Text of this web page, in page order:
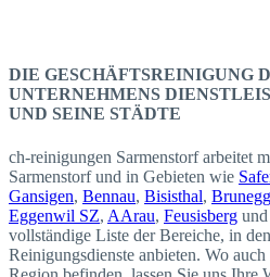
DIE GESCHÄFTSREINIGUNG
UNTERNEHMENS
UND SEINE STÄDTE
ch-reinigungen Sarmenstorf arbeitet
Sarmenstorf und in Gebieten wie
Gansigen, Bennau, Bisisthal, Brunegg
Eggenwil SZ, AArau, Feusisberg
vollständige Liste der Bereiche, in
Reinigungsdienste anbieten. Wo